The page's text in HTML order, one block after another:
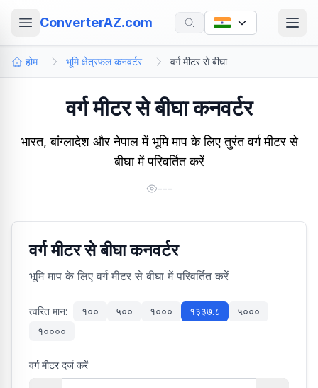
ConverterAZ.com
होम भूमि क्षेत्रफल कनवर्टर वर्ग मीटर से बीघा
वर्ग मीटर से बीघा कनवर्टर
भारत, बांग्लादेश और नेपाल में भूमि माप के लिए तुरंत वर्ग मीटर से
बीघा में परिवर्तित करें
---
वर्ग मीटर से बीघा कनवर्टर
भूमि माप के लिए वर्ग मीटर से बीघा में परिवर्तित करें
त्वरित मान: १०० ५०० १००० १३३७.८
५०००
१००००
वर्ग मीटर दर्ज करें